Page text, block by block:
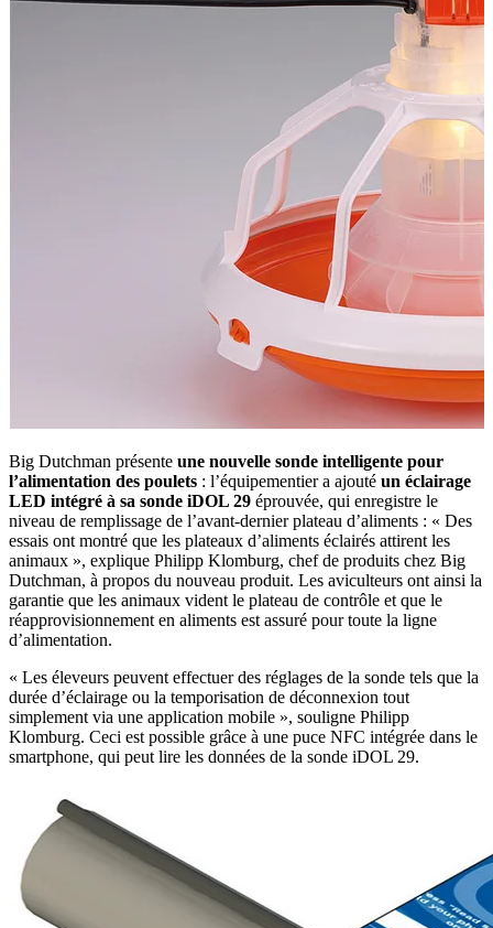
Big Dutchman présente une nouvelle sonde intelligente pour
l’alimentation des poulets : l’équipementier a ajouté un éclairage
LED intégré à sa sonde iDOL 29 éprouvée, qui enregistre le
niveau de remplissage de l’avant-dernier plateau d’aliments : « Des
essais ont montré que les plateaux d’aliments éclairés attirent les
animaux », explique Philipp Klomburg, chef de produits chez Big
Dutchman, à propos du nouveau produit. Les aviculteurs ont ainsi la
garantie que les animaux vident le plateau de contrôle et que le
réapprovisionnement en aliments est assuré pour toute la ligne
d’alimentation.
« Les éleveurs peuvent effectuer des réglages de la sonde tels que la
durée d’éclairage ou la temporisation de déconnexion tout
simplement via une application mobile », souligne Philipp
Klomburg. Ceci est possible grâce à une puce NFC intégrée dans le
smartphone, qui peut lire les données de la sonde iDOL 29.